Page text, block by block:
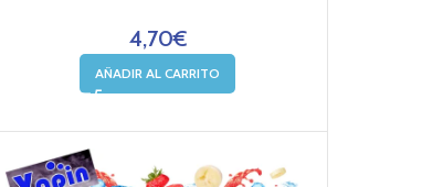
4,70€
AÑADIR AL CARRITO